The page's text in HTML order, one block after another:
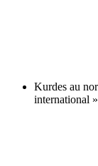
Kurdes au
international